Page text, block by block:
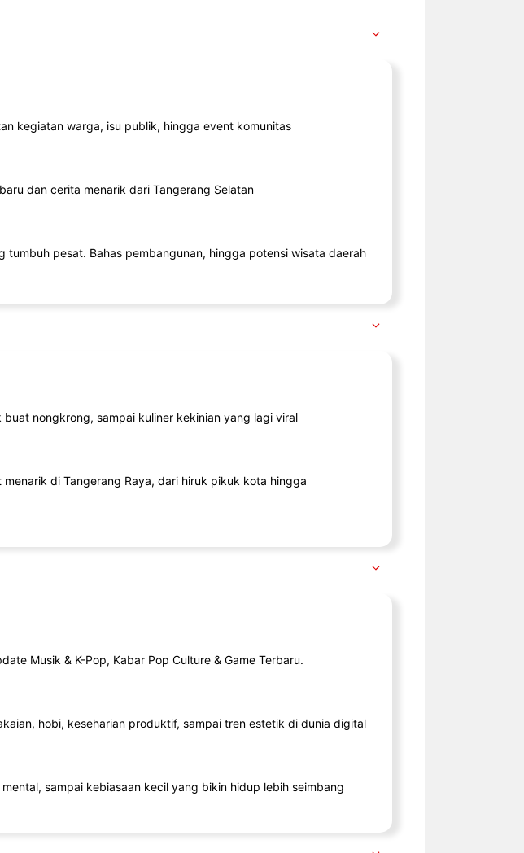
kegiatan warga, isu publik, hingga event komunitas
dan cerita menarik dari Tangerang Selatan
tumbuh pesat. Bahas pembangunan, hingga potensi wisata daerah
nongkrong, sampai kuliner kekinian yang lagi viral
di Tangerang Raya, dari hiruk pikuk kota hingga
Musik & K-Pop, Kabar Pop Culture & Game Terbaru.
hobi, keseharian produktif, sampai tren estetik di dunia digital
sampai kebiasaan kecil yang bikin hidup lebih seimbang